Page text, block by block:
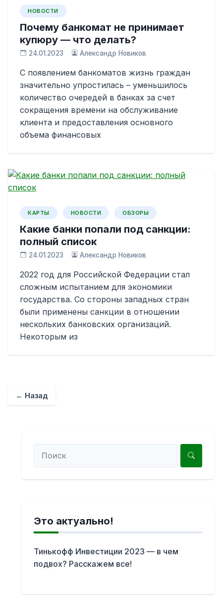
НОВОСТИ
Почему банкомат не принимает
купюру — что делать?
24.01.2023 Александр Новиков
С появлением банкоматов жизнь граждан
значительно упростилась – уменьшилось
количество очередей в банках за счет
сокращения времени на обслуживание
клиента и предоставления основного
объема финансовых
КАРТЫ НОВОСТИ ОБЗОРЫ
Какие банки попали под санкции:
полный список
24.01.2023 Александр Новиков
2022 год для Российской Федерации стал
сложным испытанием для экономики
государства. Со стороны западных стран
были применены санкции в отношении
нескольких банковских организаций.
Некоторым из
← Назад
Это актуально!
Тинькофф Инвестиции 2023 — в чем
подвох? Расскажем все!